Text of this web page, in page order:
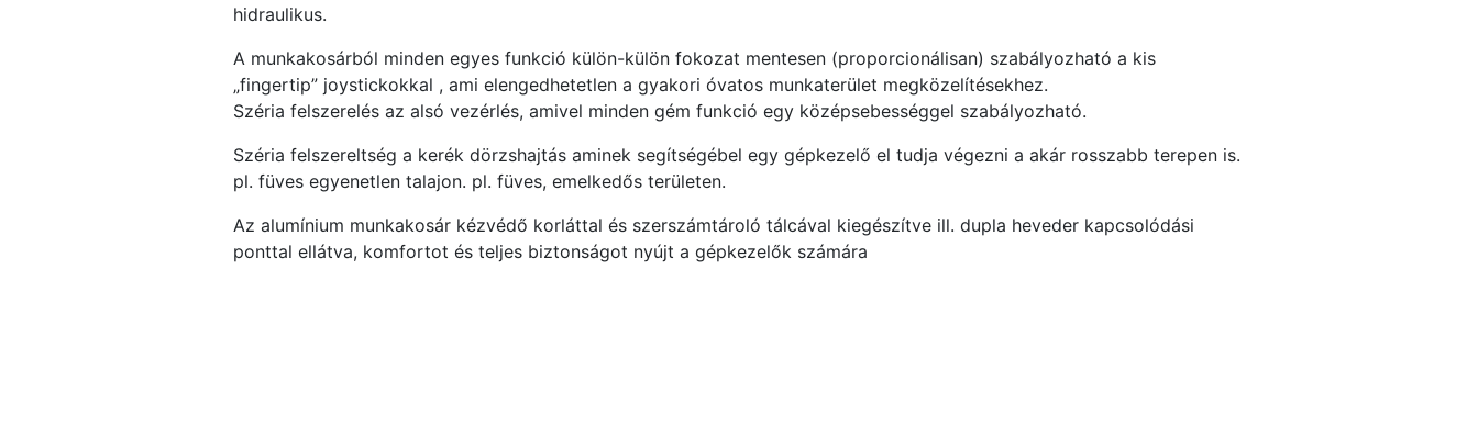
hidraulikus.
A munkakosárból minden egyes funkció külön-külön fokozat mentesen (proporcionálisan) szabályozható a kis
„fingertip” joystickokkal , ami elengedhetetlen a gyakori óvatos munkaterület megközelítésekhez.
Széria felszerelés az alsó vezérlés, amivel minden gém funkció egy középsebességgel szabályozható.
Széria felszereltség a kerék dörzshajtás aminek segítségébel egy gépkezelő el tudja végezni a akár rosszabb terepen is.
pl. füves egyenetlen talajon. pl. füves, emelkedős területen.
Az alumínium munkakosár kézvédő korláttal és szerszámtároló tálcával kiegészítve ill. dupla heveder kapcsolódási
ponttal ellátva, komfortot és teljes biztonságot nyújt a gépkezelők számára